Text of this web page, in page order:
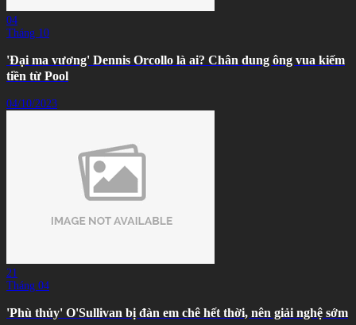
04
Tháng 10
'Đại ma vương' Dennis Orcollo là ai? Chân dung ông vua kiếm
tiền từ Pool
04/10/2023
21
Tháng 04
'Phù thủy' O'Sullivan bị đàn em chê hết thời, nên giải nghệ sớm